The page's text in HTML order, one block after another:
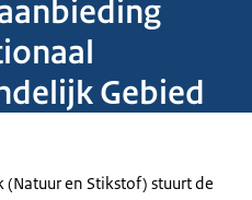
Gebied
en Stikstof) stuurt de